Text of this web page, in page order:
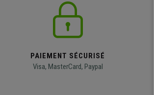
PAIEMENT SÉCURISÉ
Visa, MasterCard, Paypal